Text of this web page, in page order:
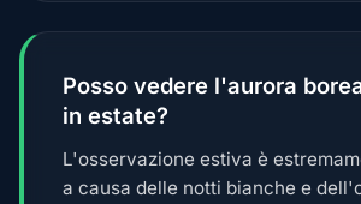
Posso vedere l'aurora
in estate?
L'osservazione estiva è
a causa delle notti bianche e